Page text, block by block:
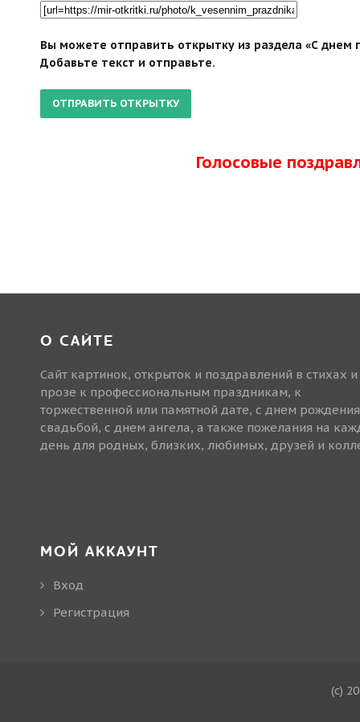
Вы можете отправить открытку из раздела «С
Добавьте текст и отправьте.
Голосовые
О САЙТЕ
Сайт картинок, открыток и поздравлений в стихах и
прозе к профессиональным праздникам, к
торжественной или памятной дате, с днем
свадьбой, с днем ангела, а также пожелания на
день для родных, близких, любимых, друзей и
МОЙ АККАУНТ
Вход
Регистрация
(c)